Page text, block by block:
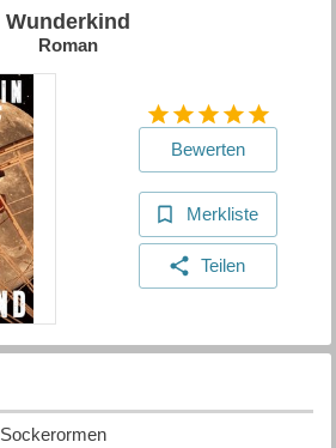
Wunderkind
Roman
Bewerten
Merkliste
Teilen
Sockerormen